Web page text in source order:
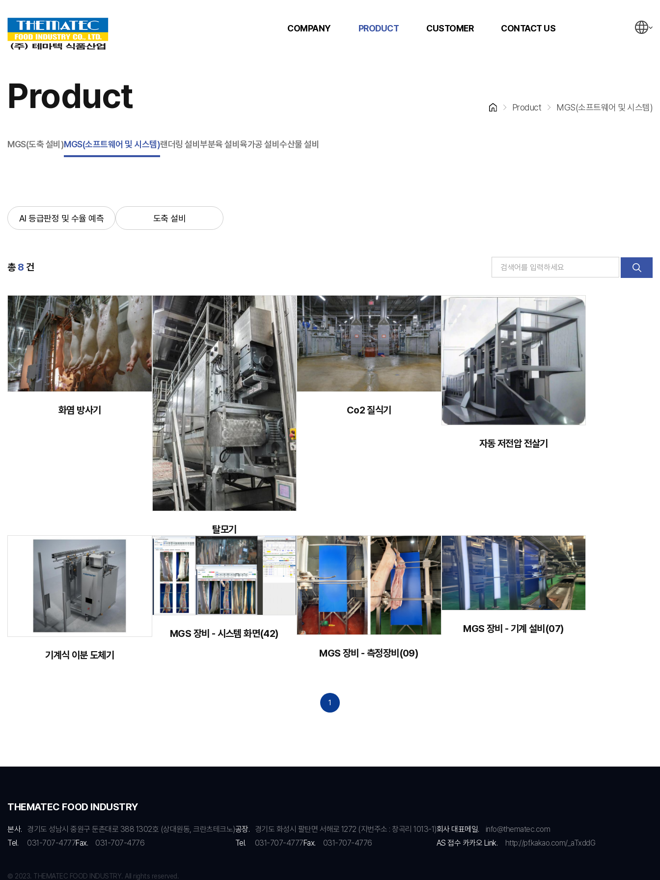
COMPANY PRODUCT CUSTOMER CONTACT US
Product MGS(소프트웨어 및 시스템)
Product
MGS(도축 설비)MGS(소프트웨어 및 시스템)랜더링 설비 부분육 설비 육가공 설비 수산물 설비
AI 등급판정 및 수율 예측 도축 설비
총 8 건
화염 방사기
탈모기
Co2 질식기
자동 저전압 전살기
기계식 이분 도체기
MGS 장비 - 시스템 화면(42)
MGS 장비 - 측정장비(09)
MGS 장비 - 기계 설비(07)
1
THEMATEC FOOD INDUSTRY
본사.
경기도 성남시 중원구 둔촌대로 388 1302호 (상대원동, 크란츠테크노)
Tel.
031-707-4777Fax. 031-707-4776
공장.
경기도 화성시 팔탄면 서해로 1272 (지번주소 : 창곡리 1013-1)
Tel.
031-707-4777Fax. 031-707-4776
회사 대표메일.
info@thematec.com
AS 접수 카카오 Link.
http://pf.kakao.com/_aTxddG
© 2023. THEMATEC FOOD INDUSTRY. All rights reserved.